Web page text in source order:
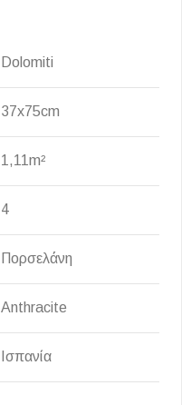
Dolomiti
37x75cm
1,11m²
4
Πορσελάνη
Anthracite
Ισπανία